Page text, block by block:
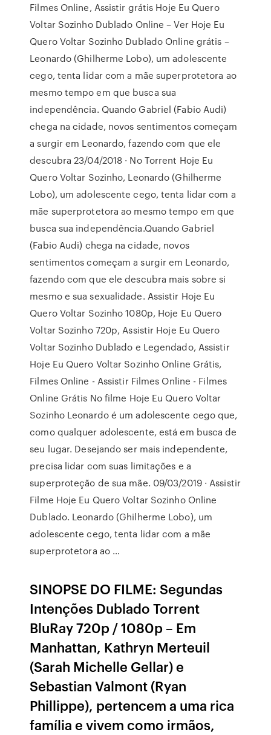
Filmes Online, Assistir grátis Hoje Eu Quero
Voltar Sozinho Dublado Online – Ver Hoje Eu
Quero Voltar Sozinho Dublado Online grátis –
Leonardo (Ghilherme Lobo), um adolescente
cego, tenta lidar com a mãe superprotetora ao
mesmo tempo em que busca sua
independência. Quando Gabriel (Fabio Audi)
chega na cidade, novos sentimentos começam
a surgir em Leonardo, fazendo com que ele
descubra 23/04/2018 · No Torrent Hoje Eu
Quero Voltar Sozinho, Leonardo (Ghilherme
Lobo), um adolescente cego, tenta lidar com a
mãe superprotetora ao mesmo tempo em que
busca sua independência.Quando Gabriel
(Fabio Audi) chega na cidade, novos
sentimentos começam a surgir em Leonardo,
fazendo com que ele descubra mais sobre si
mesmo e sua sexualidade. Assistir Hoje Eu
Quero Voltar Sozinho 1080p, Hoje Eu Quero
Voltar Sozinho 720p, Assistir Hoje Eu Quero
Voltar Sozinho Dublado e Legendado, Assistir
Hoje Eu Quero Voltar Sozinho Online Grátis,
Filmes Online - Assistir Filmes Online - Filmes
Online Grátis No filme Hoje Eu Quero Voltar
Sozinho Leonardo é um adolescente cego que,
como qualquer adolescente, está em busca de
seu lugar. Desejando ser mais independente,
precisa lidar com suas limitações e a
superproteção de sua mãe. 09/03/2019 · Assistir
Filme Hoje Eu Quero Voltar Sozinho Online
Dublado. Leonardo (Ghilherme Lobo), um
adolescente cego, tenta lidar com a mãe
superprotetora ao …
SINOPSE DO FILME: Segundas
Intenções Dublado Torrent
BluRay 720p / 1080p – Em
Manhattan, Kathryn Merteuil
(Sarah Michelle Gellar) e
Sebastian Valmont (Ryan
Phillippe), pertencem a uma rica
família e vivem como irmãos,